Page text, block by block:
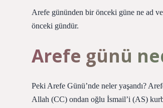
Arefe gününden bir önceki güne ne ad
önceki gündür.
Arefe günü
Peki Arefe Günü’nde neler yaşandı?
Allah (CC) ondan oğlu İsmail’i (AS)